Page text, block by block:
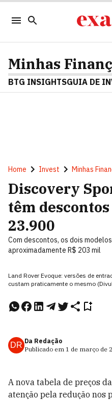
Minhas
BTG INSIGHTSGUIA DE
Home Invest Minhas
Discovery
têm descontos
23.900
Com descontos, os dois
aproximadamente R$ 203 mil
Land Rover Evoque: versões de
custam praticamente o mesmo
DR Da Redação
Publicado em 1 de março de
A nova tabela de preços da
atenção pela redução nos